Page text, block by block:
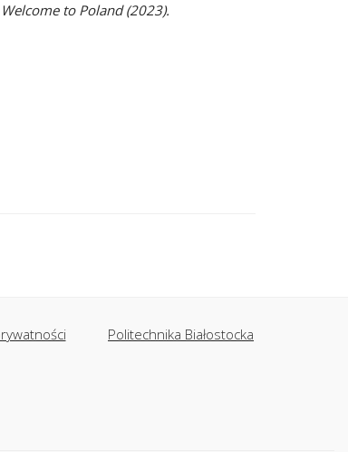
to Poland (2023).
Politechnika Białostocka